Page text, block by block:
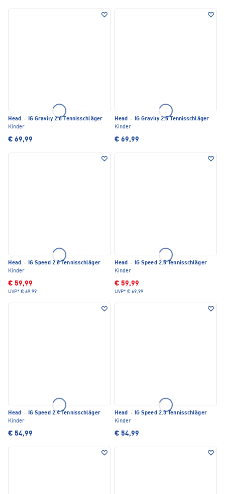
Head · IG Gravity 2.6 Tennisschläger
Kinder
€ 69,99
Head · IG Gravity 2.5 Tennisschläger
Kinder
€ 69,99
Head · IG Speed 2.6 Tennisschläger
Kinder
€ 59,99
UVP* € 69,99
Head · IG Speed 2.5 Tennisschläger
Kinder
€ 59,99
UVP* € 69,99
Head · IG Speed 2.4 Tennisschläger
Kinder
€ 54,99
Head · IG Speed 2.3 Tennisschläger
Kinder
€ 54,99